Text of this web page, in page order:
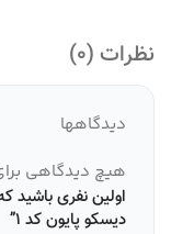
نظرات (0)
دیدگاهها
هیچ دیدگاهی
اولین نفری باشید
دیسکو پایون کد 1”